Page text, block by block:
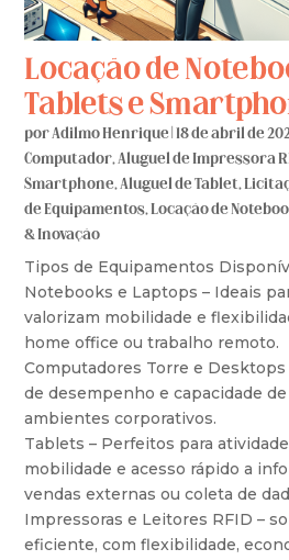
Locação de
Tablets e
porAdilmo Henrique |18 de abril de
Computador,Aluguel de Impressora
Smartphone,Aluguel de Tablet,
de Equipamentos,Locação de
& Inovação
Tipos de Equipamentos
Notebooks e Laptops – Ideais
valorizam mobilidade e
home office ou trabalho remoto.
Computadores Torre e Desktops
de desempenho e capacidade
ambientes corporativos.
Tablets – Perfeitos para
mobilidade e acesso rápido a
vendas externas ou coleta de
Impressoras e Leitores RFID –
eficiente, com flexibilidade,